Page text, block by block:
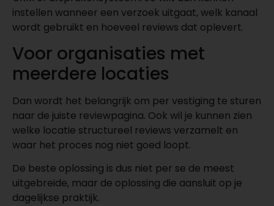
instellen wanneer een verzoek uitgaat, welk kanaal
wordt gebruikt en hoeveel reviews dat oplevert.
Voor organisaties met
meerdere locaties
Dan wordt het belangrijk om per vestiging te sturen
naar de juiste reviewpagina. Ook wil je kunnen zien
welke locatie structureel reviews verzamelt en
waar het proces nog niet goed loopt.
De beste oplossing is dus niet per se de meest
uitgebreide, maar de oplossing die aansluit op je
dagelijkse praktijk.